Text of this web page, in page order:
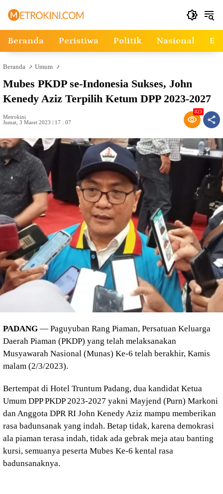
Beranda Peristiwa Politik Nasional
Beranda Umum
Mubes PKDP se-Indonesia Sukses, John
Kenedy Aziz Terpilih Ketum DPP 2023-2027
Metrokini
Jumat, 3 Maret 2023 | 17 : 07
823
PADANG — Paguyuban Rang Piaman, Persatuan Keluarga
Daerah Piaman (PKDP) yang telah melaksanakan
Musyawarah Nasional (Munas) Ke-6 telah berakhir, Kamis
malam (2/3/2023).
Bertempat di Hotel Truntum Padang, dua kandidat Ketua
Umum DPP PKDP 2023-2027 yakni Mayjend (Purn) Markoni
dan Anggota DPR RI John Kenedy Aziz mampu memberikan
rasa badunsanak yang indah. Betap tidak, karena demokrasi
ala piaman terasa indah, tidak ada gebrak meja atau banting
kursi, semuanya peserta Mubes Ke-6 kental rasa
badunsanaknya.